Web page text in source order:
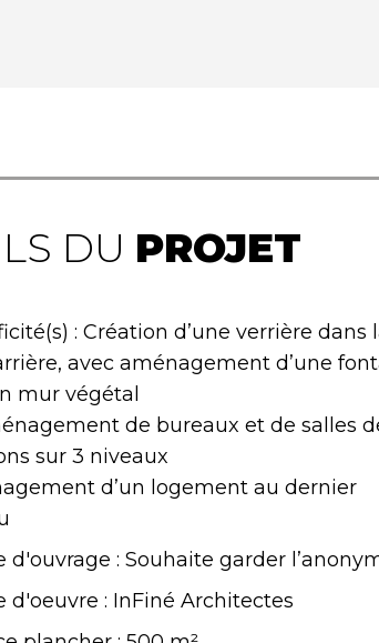
DU PROJET
: Création d’une verrière dans
avec aménagement d’une
mur végétal
de bureaux et de salles
sur 3 niveaux
d’un logement au dernier
d'ouvrage : Souhaite garder
d'oeuvre : InFiné Architectes